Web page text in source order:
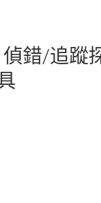
偵錯/追